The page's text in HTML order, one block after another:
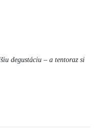
degustáciu – a tentoraz si